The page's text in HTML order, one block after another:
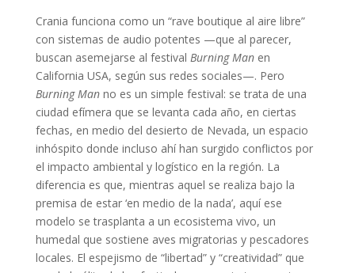
Crania funciona como un “rave boutique al aire libre”
con sistemas de audio potentes —que al parecer,
buscan asemejarse al festival Burning Manen
California USA, según sus redes sociales—. Pero
Burning Manno es un simple festival: se trata de una
ciudad efímera que se levanta cada año, en ciertas
fechas, en medio del desierto de Nevada, un espacio
inhóspito donde incluso ahí han surgido conflictos por
el impacto ambiental y logístico en la región. La
diferencia es que, mientras aquel se realiza bajo la
premisa de estar ‘en medio de la nada’, aquí ese
modelo se trasplanta a un ecosistema vivo, un
humedal que sostiene aves migratorias y pescadores
locales. El espejismo de “libertad” y “creatividad” que